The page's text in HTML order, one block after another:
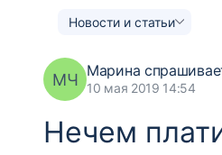
Новости и статьи
МЧ Марина
10 мая 2019 14:54
Нечем